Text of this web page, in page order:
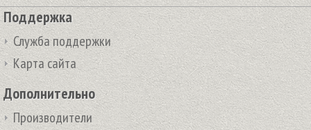
Поддержка
Служба поддержки
Карта сайта
Дополнительно
Производители